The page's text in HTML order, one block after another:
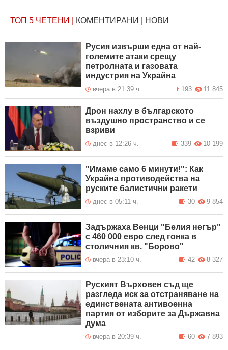
ТОП 5 ЧЕТЕНИ КОМЕНТИРАНИ НОВИ
Русия извърши една от най-
големите атаки срещу
петролната и газовата
индустрия на Украйна
вчера в 21:39 ч. 11 845
193
Дрон нахлу в българското
въздушно пространство и се
взриви
днес в 12:26 ч. 10 199
339
"Имаме само 6 минути!": Как
Украйна противодейства на
руските балистични ракети
днес в 05:11 ч. 9 854
30
Задържаха Венци "Белия негър"
с 460 000 евро след гонка в
столичния кв. "Борово"
вчера в 23:10 ч. 8 327
42
Руският Върховен съд ще
разгледа иск за отстраняване на
единствената антивоенна
партия от изборите за Държавна
дума
вчера в 20:39 ч. 7 893
60